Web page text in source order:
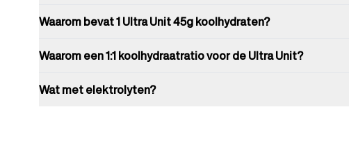
Waarom bevat 1 Ultra Unit 45g koolhydraten?
Waarom een 1:1 koolhydraatratio voor de Ultra Unit?
Wat met elektrolyten?